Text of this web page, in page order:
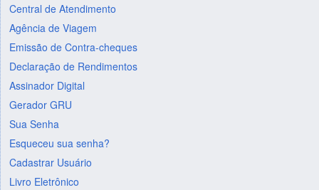
Central de Atendimento
Agência de Viagem
Emissão de Contra-cheques
Declaração de Rendimentos
Assinador Digital
Gerador GRU
Sua Senha
Esqueceu sua senha?
Cadastrar Usuário
Livro Eletrônico